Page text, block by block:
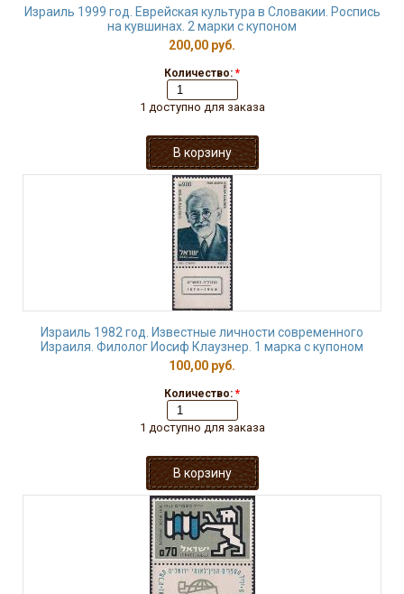
Израиль 1999 год. Еврейская культура в Словакии. Роспись
на кувшинах. 2 марки с купоном
200,00 руб.
Количество: *
1 доступно для заказа
Израиль 1982 год. Известные личности современного
Израиля. Филолог Иосиф Клаузнер. 1 марка с купоном
100,00 руб.
Количество: *
1 доступно для заказа